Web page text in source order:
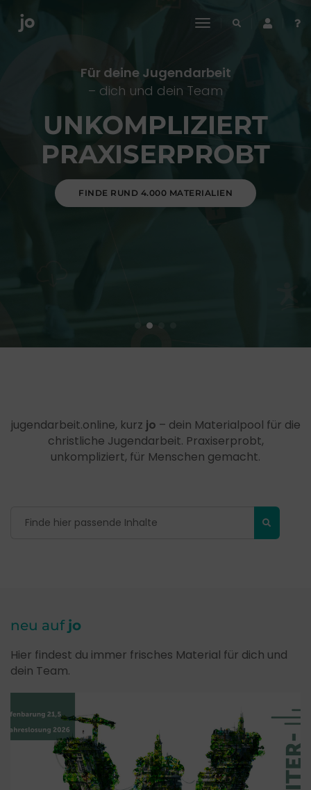
toggle
Für deine Jugendarbeit
– dich und dein Team
UNKOMPLIZIERT
PRAXISERPROBT
FINDE RUND 4.000 MATERIALIEN
jugendarbeit.online, kurz jo – dein Materialpool für die
christliche Jugendarbeit. Praxiserprobt,
unkompliziert, für Menschen gemacht.
neu auf jo
Hier findest du immer frisches Material für dich und
dein Team.